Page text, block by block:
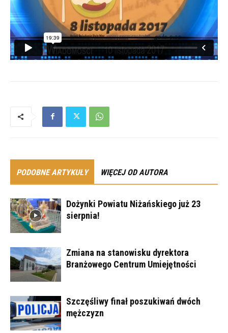
PODOBNE ARTYKUŁY WIĘCEJ OD AUTORA
Dożynki Powiatu Niżańskiego już 23
sierpnia!
Zmiana na stanowisku dyrektora
Branżowego Centrum Umiejętności
Szczęśliwy finał poszukiwań dwóch
mężczyzn